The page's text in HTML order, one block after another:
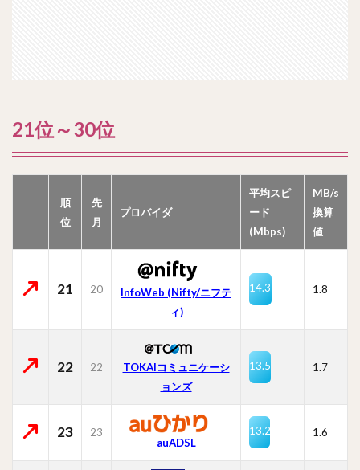
21位～30位
順
位
先
月
プロバイダ
平均スピ
ード
(Mbps)
MB/s
換算
値
21 20
InfoWeb (Nifty/ニフテ
ィ)
14.3 1.8
22 22
TOKAIコミュニケーシ
ョンズ
13.5 1.7
23
23
auADSL
13.2 1.6